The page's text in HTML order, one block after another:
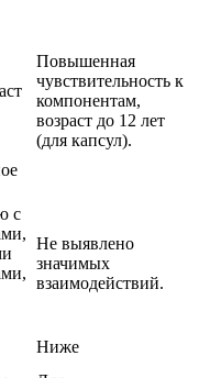
Повышенная
чувствительность к
компонентам,
возраст до 12 лет
(для капсул).
с
Не выявлено
значимых
взаимодействий.
Ниже